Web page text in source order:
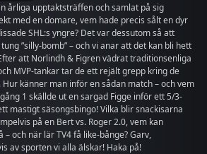
årliga upptaktsträffen och samlat på sig
med en domare, vem hade precis sålt en dyr
SHL:s yngre? Det var dessutom så att
”silly-bomb” – och vi anar att det kan bli hett
att Norlindh & Figren vädrat traditionsenliga
MVP-tankar tar de ett rejält grepp kring de
känner man inför en sådan match – och vem
1 skällde ut en sargad Figge inför ett 5/3-
mastigt säsongsbingo! Vilka blir snackisarna
på en Bert vs. Roger 2.0, vem kan
och när lär TV4 få like-bånge? Garv,
av sporten vi alla älskar! Haka på!